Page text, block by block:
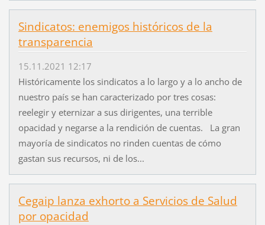
Sindicatos: enemigos históricos de la
transparencia
15.11.2021 12:17
Históricamente los sindicatos a lo largo y a lo ancho de
nuestro país se han caracterizado por tres cosas:
reelegir y eternizar a sus dirigentes, una terrible
opacidad y negarse a la rendición de cuentas. La gran
mayoría de sindicatos no rinden cuentas de cómo
gastan sus recursos, ni de los...
Cegaip lanza exhorto a Servicios de Salud
por opacidad